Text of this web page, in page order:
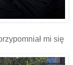
mi się